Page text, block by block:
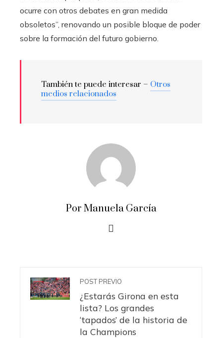
ocurre con otros debates en gran medida
obsoletos”, renovando un posible bloque de poder
sobre la formación del futuro gobierno.
También te puede interesar – Otros
medios relacionados
Por Manuela García
POST PREVIO
¿Estarás Girona en esta
lista? Los grandes
‘tapados’ de la historia de
la Champions